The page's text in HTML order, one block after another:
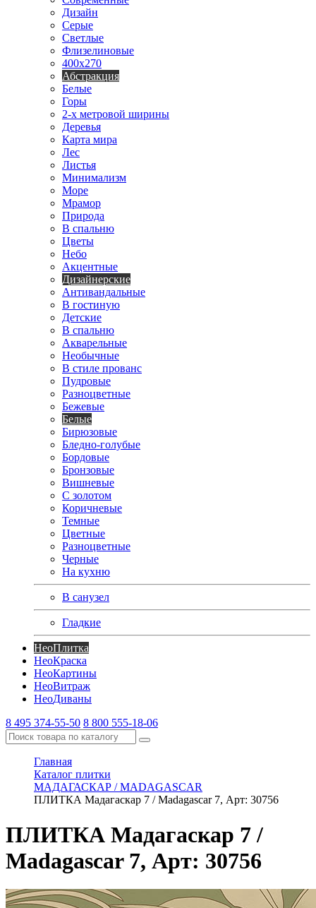
Дизайн
Серые
Светлые
Флизелиновые
400х270
Абстракция
Белые
Горы
2-х метровой ширины
Деревья
Карта мира
Лес
Листья
Минимализм
Море
Мрамор
Природа
В спальню
Цветы
Небо
Акцентные
Дизайнерские
Антивандальные
В гостиную
Детские
В спальню
Акварельные
Необычные
В стиле прованс
Пудровые
Разноцветные
Бежевые
Белые
Бирюзовые
Бледно-голубые
Бордовые
Бронзовые
Вишневые
С золотом
Коричневые
Темные
Цветные
Разноцветные
Черные
На кухню
В санузел
Гладкие
НеоПлитка
НеоКраска
НеоКартины
НеоВитраж
НеоДиваны
8 495 374-55-50 8 800 555-18-06
Главная
Каталог плитки
МАДАГАСКАР / MADAGASCAR
ПЛИТКА Мадагаскар 7 / Madagascar 7, Арт: 30756
ПЛИТКА Мадагаскар 7 /
Madagascar 7, Арт: 30756